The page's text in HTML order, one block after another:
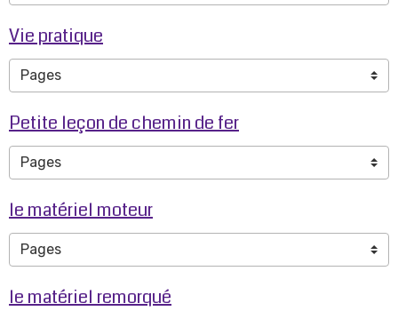
Vie pratique
Petite leçon de chemin de fer
le matériel moteur
le matériel remorqué